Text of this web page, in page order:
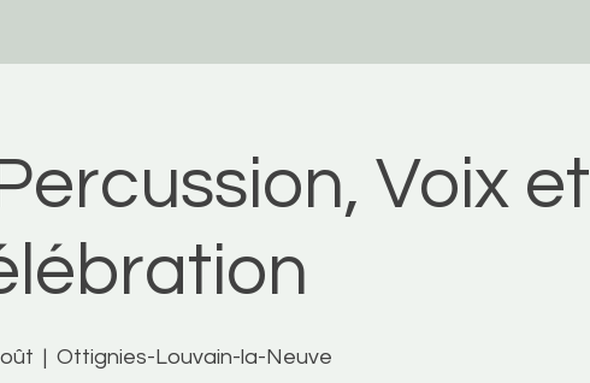
Voix et
  |
Ottignies-Louvain-la-Neuve